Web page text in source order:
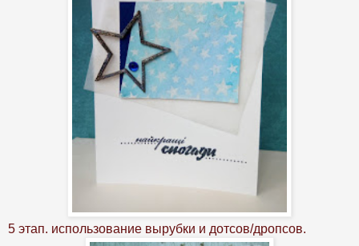
5 этап. использование вырубки и дотсов/дропсов.